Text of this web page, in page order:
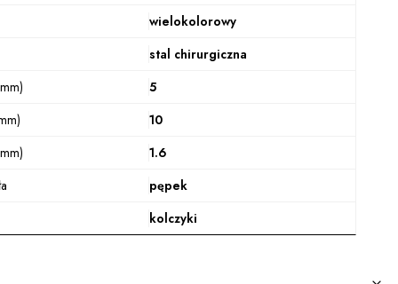
wielokolorowy
stal chirurgiczna
5
10
1.6
pępek
kolczyki